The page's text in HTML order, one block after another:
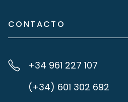
CONTACTO
+34 961 227 107
(+34) 601 302 692